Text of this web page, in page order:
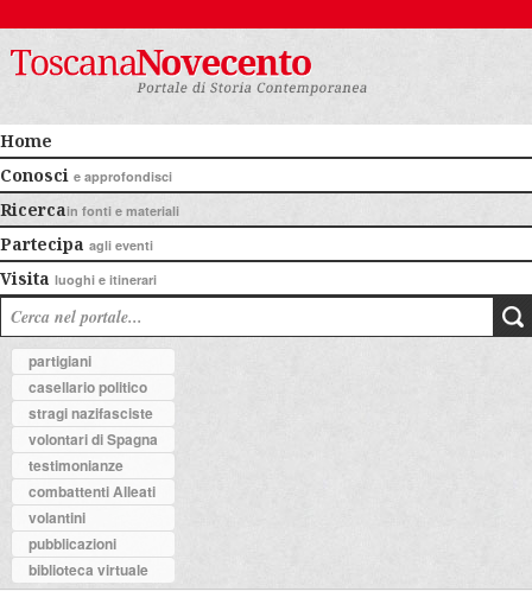
Home
Conosci e approfondisci
Ricercain fonti e materiali
Partecipa agli eventi
Visita luoghi e itinerari
partigiani
casellario politico
stragi nazifasciste
volontari di Spagna
testimonianze
combattenti Alleati
volantini
pubblicazioni
biblioteca virtuale